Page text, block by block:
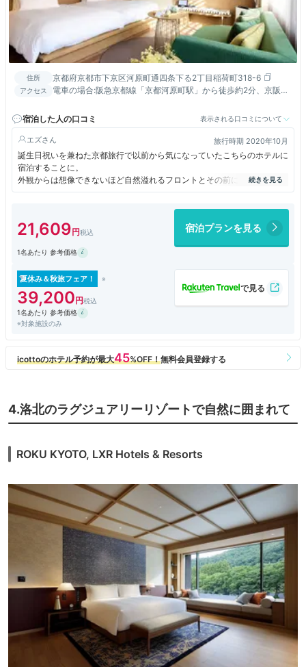
住所 京都府京都市下京区河原町通四条下る2丁目稲荷町318-6
アクセス
電車の場合:阪急京都線「京都河原町駅」から徒歩約2分、京阪本
または「京都東IC」より約30分
宿泊した人の口コミ 表示される口コミについて
エズ 旅行時期 2020年10月
誕生日祝いを兼ねた京都旅行で以前から気になっていたこちらのホテルに
宿泊することに。
外観からは想像できないほど自然溢れるフロントとその前に広がる吹き抜
けの空間
ないほど
素敵なホテルでした。
21,609 宿泊プランを見る
1名あたり 参考価格
夏休み＆秋旅フェア！
39,200
1名あたり 参考価格
※対象施設のみ
4.洛北のラグジュアリーリゾートで自然に囲まれて
ROKU KYOTO, LXR Hotels & Resorts